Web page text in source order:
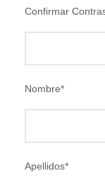
Confirmar
Nombre*
Apellidos*